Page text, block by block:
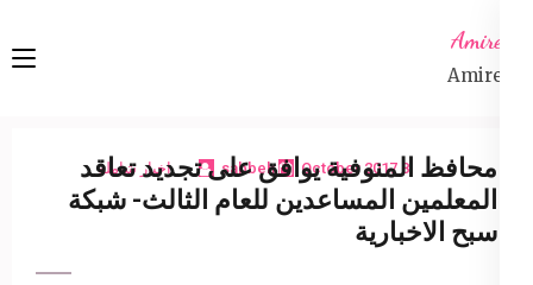
content
Amireta
Amireta
8 October 2017
sabbeh اخبار شاملة
محافظ المنوفية يوافق على تجديد تعاقد
المعلمين المساعدين للعام الثالث- شبكة
سبح الاخبارية